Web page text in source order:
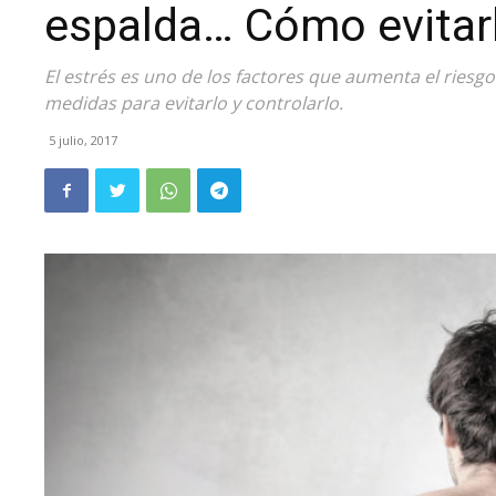
espalda… Cómo
El estrés es uno de los factores que aumenta el
medidas para evitarlo y controlarlo.
5 julio, 2017